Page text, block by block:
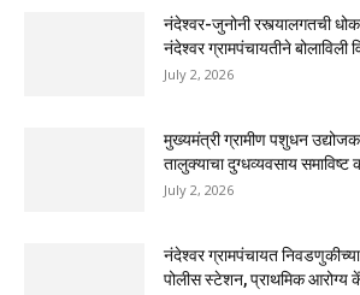
नंदेश्वर-जुनोनी रस्त्यालगतची
नंदेश्वर ग्रामपंचायतीने बोलाविली
July 2, 2026
मुख्यमंत्री ग्रामीण पशुधन
तालुक्याचा दुग्धव्यवसाय समाविष्ट
July 2, 2026
नंदेश्वर ग्रामपंचायत निवडणुकीच्या
पोलीस स्टेशन, प्राथमिक आरोग्य